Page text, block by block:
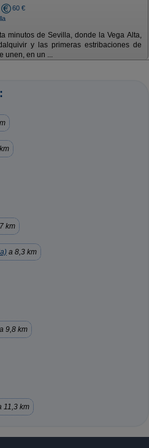
60 €
minutos de Sevilla, donde la Vega Alta,
y las primeras estribaciones de
unen, en un ...
km
a 8,3 km
a 9,8 km
11,3 km